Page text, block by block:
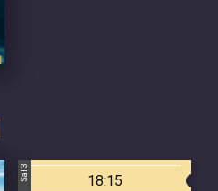
Sal 3 18:15